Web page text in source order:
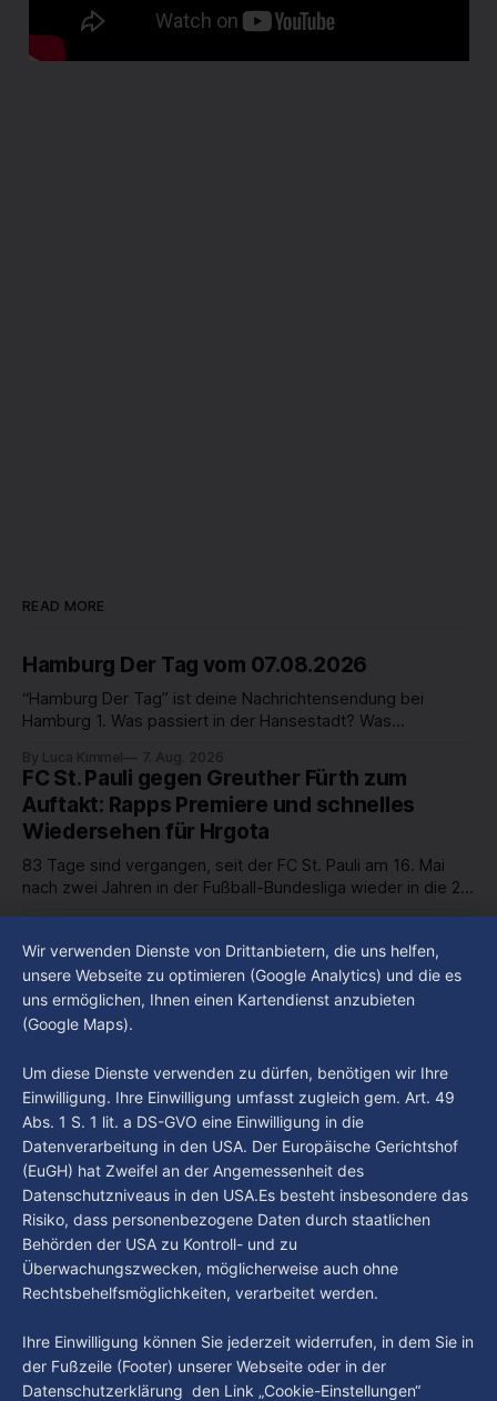
READ MORE
Hamburg Der Tag vom 07.08.2026
“Hamburg Der Tag” ist deine Nachrichtensendung bei
Hamburg 1. Was passiert in der Hansestadt? Was
in unserer Stadt an? Fragen, die von Montag bis Freitag LIVE
um 18 Uhr beantwortet werden - auf YouTube und im TV.
By Luca Kimmel 7. Aug. 2026
FC St. Pauli gegen Greuther Fürth zum
Auftakt: Rapps Premiere und schnelles
Wiedersehen für Hrgota
83 Tage sind vergangen, seit der FC St. Pauli am 16. Mai
nach zwei Jahren in der Fußball-Bundesliga wieder in die 2.
haben den Kiezclub verlassen. Dafür kamen in den letzten
Wochen einige
Im Gespräch mit Christian Pothe - Heute zu
Gast: Götz Tintelnot
By Luca Kimmel 6. Aug. 2026
Nissi's Kunstwelt - Folge 18
By Luca Kimmel 6. Aug. 2026
Wir verwenden Dienste von Drittanbietern, die uns helfen,
unsere Webseite zu optimieren (Google Analytics) und die es
uns ermöglichen, Ihnen einen Kartendienst anzubieten
(Google Maps).
Um diese Dienste verwenden zu dürfen, benötigen wir Ihre
Einwilligung. Ihre Einwilligung umfasst zugleich gem. Art. 49
Abs. 1 S. 1 lit. a DS-GVO eine Einwilligung in die
Datenverarbeitung in den USA. Der Europäische Gerichtshof
(EuGH) hat Zweifel an der Angemessenheit des
Datenschutzniveaus in den USA.Es besteht insbesondere das
Risiko, dass personenbezogene Daten durch staatlichen
Behörden der USA zu Kontroll- und zu
Überwachungszwecken, möglicherweise auch ohne
Rechtsbehelfsmöglichkeiten, verarbeitet werden.
Ihre Einwilligung können Sie jederzeit widerrufen, in dem Sie in
der Fußzeile (Footer) unserer Webseite oder in der
Datenschutzerklärung den Link „Cookie-Einstellungen“